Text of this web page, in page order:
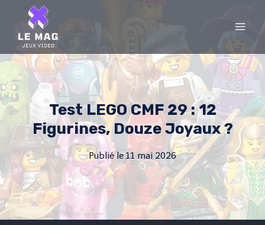
content
Test LEGO CMF 29 : 12
Figurines, Douze Joyaux ?
Publié le11 mai 2026